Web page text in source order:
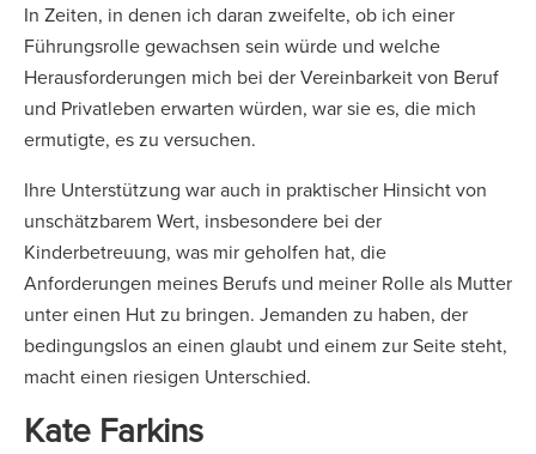
In Zeiten, in denen ich daran zweifelte, ob ich einer
Führungsrolle gewachsen sein würde und welche
Herausforderungen mich bei der Vereinbarkeit von Beruf
und Privatleben erwarten würden, war sie es, die mich
ermutigte, es zu versuchen.
Ihre Unterstützung war auch in praktischer Hinsicht von
unschätzbarem Wert, insbesondere bei der
Kinderbetreuung, was mir geholfen hat, die
Anforderungen meines Berufs und meiner Rolle als Mutter
unter einen Hut zu bringen. Jemanden zu haben, der
bedingungslos an einen glaubt und einem zur Seite steht,
macht einen riesigen Unterschied.
Kate Farkins